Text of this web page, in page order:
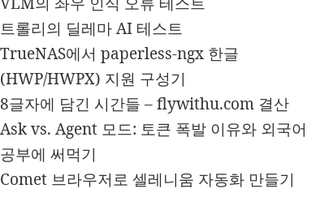
트롤리의 딜레마 AI 테스트
TrueNAS에서 paperless-ngx 한글
(HWP/HWPX) 지원 구성기
8글자에 담긴 시간들 – flywithu.com 결산
Ask vs. Agent 모드: 토큰 폭발 이유와 외국어
공부에 써먹기
Comet 브라우저로 셀레니움 자동화 만들기